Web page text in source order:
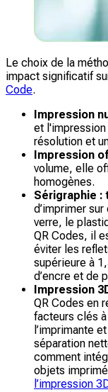
Le choix de la
impact significatif
Code.
Impression
et l'impression
résolution et
Impression
volume, elle
homogènes.
Sérigraphie :
d’imprimer
verre, le
QR Codes, il
éviter les
supérieure à
d’encre et de
Impression
QR Codes en
facteurs clés
l’imprimante
séparation
comment
objets
l’impression